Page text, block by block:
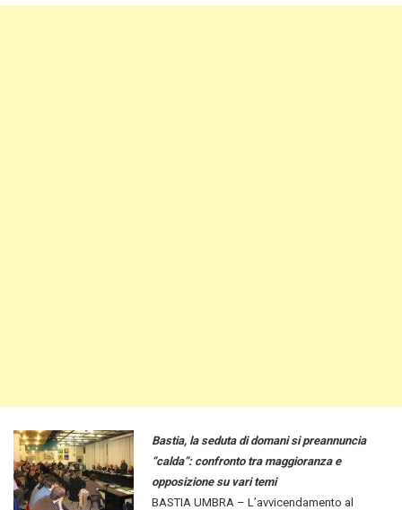
Bastia, la seduta di domani si preannuncia
“calda”: confronto tra maggioranza e
opposizione su vari temi
BASTIA UMBRA – L’avvicendamento al